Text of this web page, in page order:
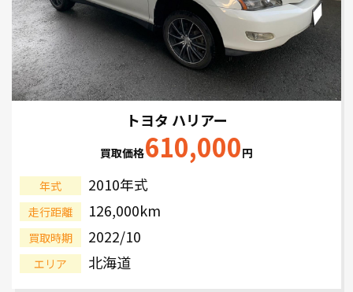
トヨタ ハリアー
買取価格610,000円
年式 2010年式
走行距離 126,000km
買取時期 2022/10
エリア 北海道